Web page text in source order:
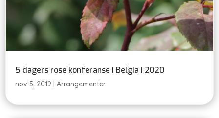
5 dagers rose konferanse i Belgia i 2020
nov 5, 2019 |Arrangementer